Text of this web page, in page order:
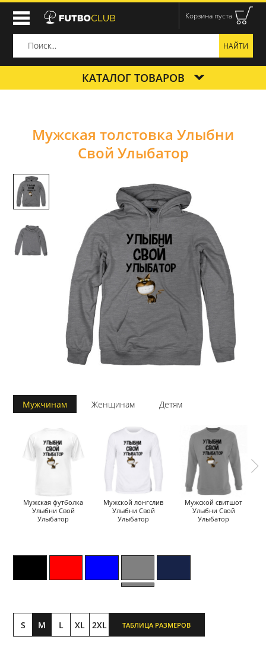
Корзина пуста
КАТАЛОГ ТОВАРОВ
Мужская толстовка Улыбни
Свой Улыбатор
Мужчинам Женщинам Детям
Мужская футболка
Улыбни Свой
Улыбатор
Мужской лонгслив
Улыбни Свой
Улыбатор
Мужской свитшот
Улыбни Свой
Улыбатор
S M L XL 2XL ТАБЛИЦА РАЗМЕРОВ